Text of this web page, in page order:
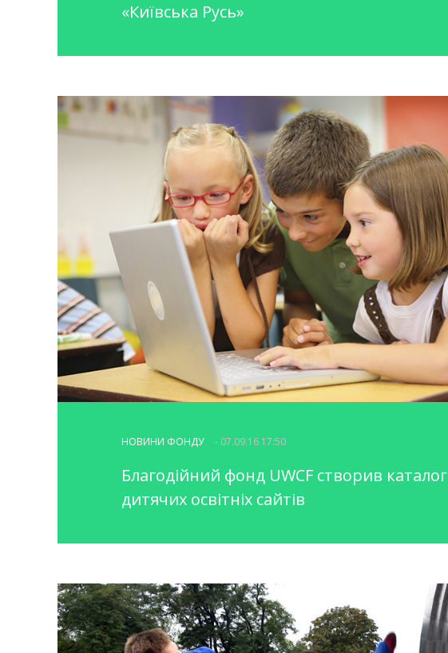
«Київська Русь»
НОВИНИ ФОНДУ - 07.09.16 17:50
Благодійний фонд UWCF створив каталог
дитячих освітніх сайтів